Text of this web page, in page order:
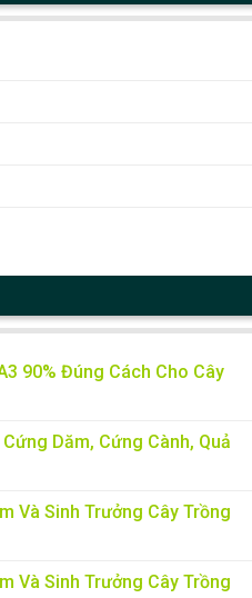
90% Đúng Cách Cho Cây
Dăm, Cứng Cành, Quả
Và Sinh Trưởng Cây Trồng
Và Sinh Trưởng Cây Trồng